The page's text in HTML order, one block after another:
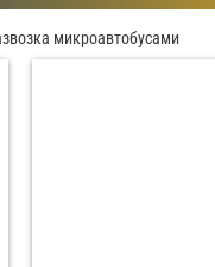
микроавтобусами